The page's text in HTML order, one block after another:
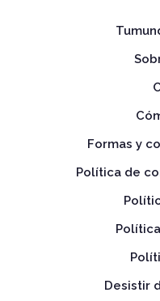
Formas y
Política de
Desistir